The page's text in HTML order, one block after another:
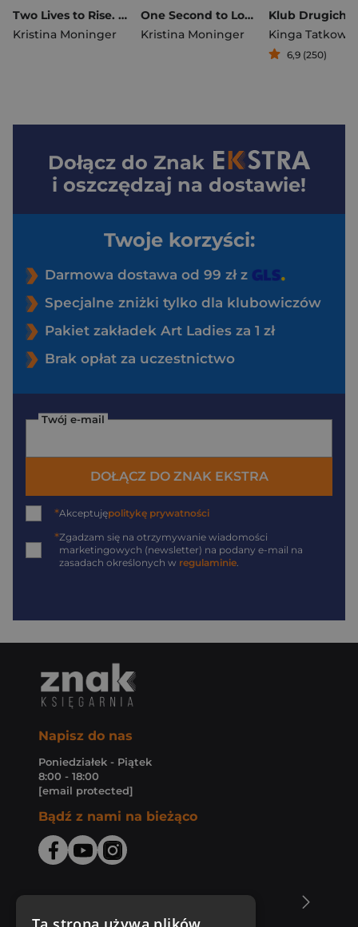
Two Lives to Rise. Breaking Waves. Tom 2
Kristina Moninger
One Second to Love. Breaking Waves. Tom 1
Kristina Moninger
Kinga
6,9 (250)
Dołącz do Znak
i oszczędzaj na dostawie!
Twoje korzyści:
Darmowa dostawa od 99 zł z
Specjalne zniżki tylko dla klubowiczów
Pakiet zakładek Art Ladies za 1 zł
Brak opłat za uczestnictwo
Twój e-mail
DOŁĄCZ DO ZNAK EKSTRA
*Akceptujępolitykę prywatności
*Zgadzam się na otrzymywanie wiadomości
marketingowych (newsletter) na podany e-mail na
zasadach określonych w regulaminie
Napisz do nas
Poniedziałek - Piątek
8:00 - 18:00
[email protected]
Bądź z nami na bieżąco